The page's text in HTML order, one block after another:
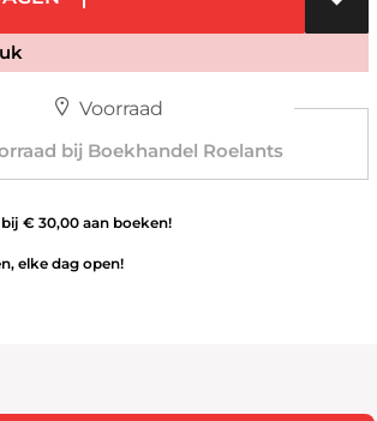
Voorraad
bij Boekhandel Roelants
€ 30,00 aan boeken!
elke dag open!